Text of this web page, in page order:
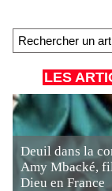
LES
Deuil dans la
Amy Mbacké,
Dieu en France